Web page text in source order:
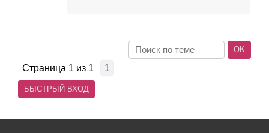
Страница 1 из 1 1